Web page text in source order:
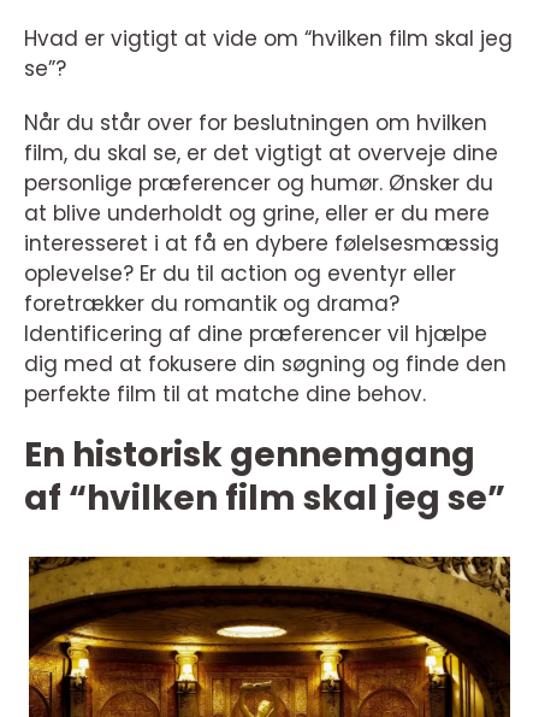
Hvad er vigtigt at vide om “hvilken film skal jeg
se”?
Når du står over for beslutningen om hvilken
film, du skal se, er det vigtigt at overveje dine
personlige præferencer og humør. Ønsker du
at blive underholdt og grine, eller er du mere
interesseret i at få en dybere følelsesmæssig
oplevelse? Er du til action og eventyr eller
foretrækker du romantik og drama?
Identificering af dine præferencer vil hjælpe
dig med at fokusere din søgning og finde den
perfekte film til at matche dine behov.
En historisk gennemgang
af “hvilken film skal jeg se”